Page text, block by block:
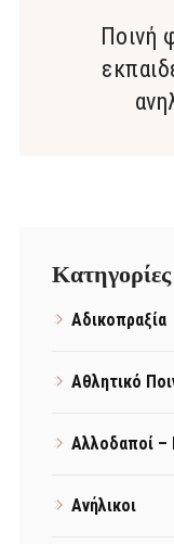
Ποινή
Kατηγορίες
Αδικοπραξία
Αθλητικό
Αλλοδαποί –
Ανήλικοι